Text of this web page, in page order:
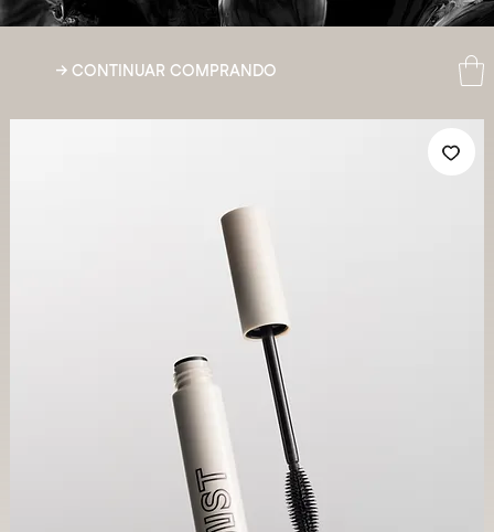
→ CONTINUAR COMPRANDO
Frete
R$